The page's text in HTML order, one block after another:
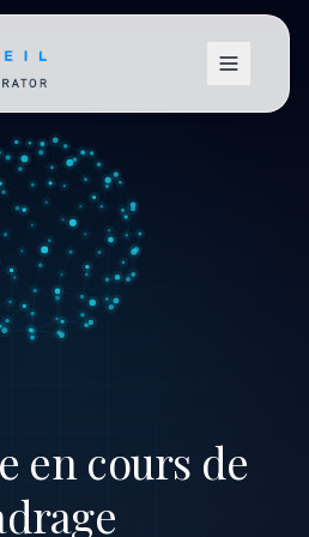
en cours de